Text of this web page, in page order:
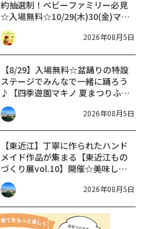
約抽選制！ベビーファミリー必見
☆入場無料☆10/29(木)30(金)ママ
ベビーフェスタ2026！親子で楽し
もう♪inピエリ守山
2026年08月5日
【8/29】入場無料☆盆踊りの特設
ステージでみんなで一緒に踊ろう
♪【四季遊園マキノ 夏まつりふる
さと物語】開催☆
2026年08月5日
【東近江】丁寧に作られたハンド
メイド作品が集まる【東近江もの
づくり展vol.10】開催☆美味しい
フードの出店も♪
2026年08月5日